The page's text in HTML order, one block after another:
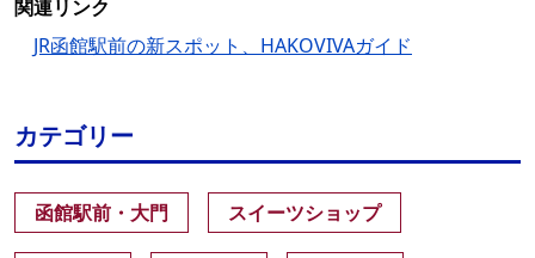
関連リンク
JR函館駅前の新スポット、HAKOVIVAガイド
カテゴリー
函館駅前・大門 スイーツショップ